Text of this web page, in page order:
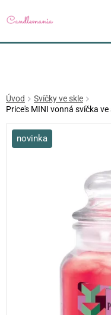
Úvod
Svíčky ve skle
Price's MINI vonná svíčka
novinka